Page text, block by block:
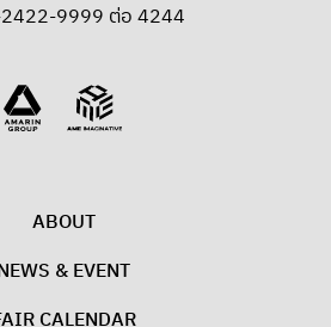
9999 ต่อ 4244
ABOUT
& EVENT
CALENDAR